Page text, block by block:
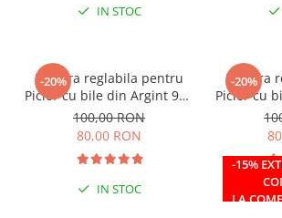
IN STOC
-20%
Bratara reglabila pentru
Picior cu bile din Argint 925
si margele Miyuki rosii
100,00 RON
80,00 RON
IN STOC
-20%
-15%
LA
Bratara
Picior cu
si